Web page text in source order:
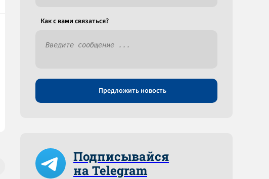
Как c вами связаться?
Предложить новость
Подписывайся
на Telegram